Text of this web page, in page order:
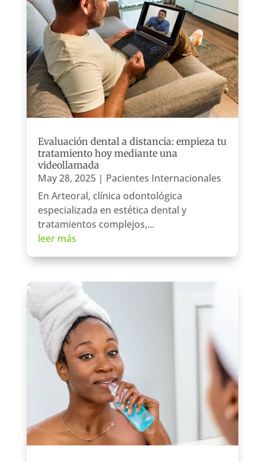
Evaluación dental a distancia: empieza tu
tratamiento hoy mediante una
videollamada
May 28, 2025| Pacientes Internacionales
En Arteoral, clínica odontológica
especializada en estética dental y
tratamientos complejos,...
leer más